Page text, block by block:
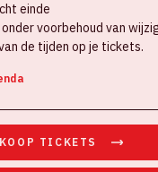
einde
voorbehoud van
de tijden op je tickets.
KOOP TICKETS